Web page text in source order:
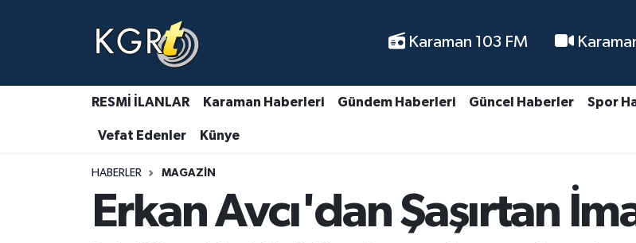
Karaman 103 FM
RESMİ İLANLAR Karaman Haberleri Gündem Haberleri Güncel Haberler Spor
Vefat Edenler Künye
HABERLER MAGAZIN
Erkan Avcı'dan Şaşırtan
Karaman Haberleri
Gündem Haberleri
Güncel Haberler
Asayiş Haberleri